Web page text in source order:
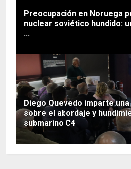
Preocupación en Noruega
nuclear soviético hundido:
...
Diego Quevedo imparte
sobre el abordaje y
submarino C4